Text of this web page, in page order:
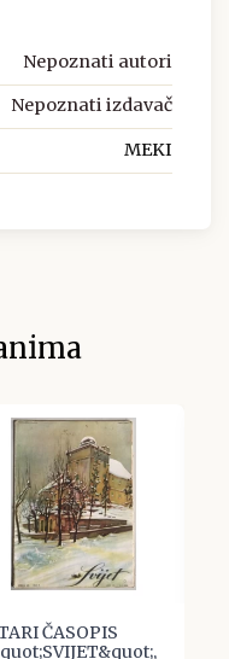
Nepoznati autori
Nepoznati izdavač
MEKI
ČASOPIS